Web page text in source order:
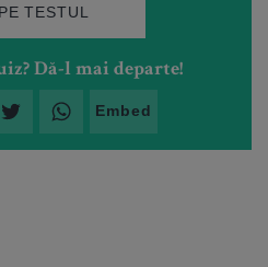
TESTUL
Dă-l mai departe!
Embed